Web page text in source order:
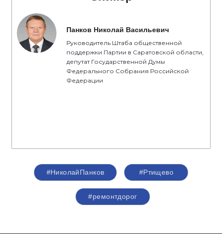
Панков Николай Васильевич
Руководитель Штаба общественной
поддержки Партии в Саратовской области,
депутат Государственной Думы
Федерального Собрания Российской
Федерации
#НиколайПанков #Ртищево
#ремонтдорог